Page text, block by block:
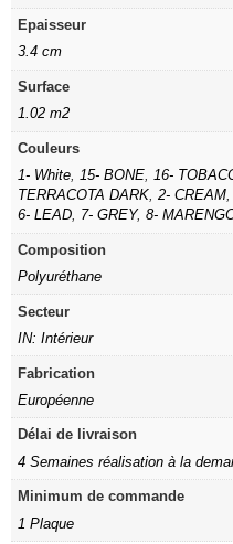
Epaisseur
3.4 cm
Surface
1.02 m2
Couleurs
1- White,15- BONE,16-
TERRACOTA DARK,2- CREAM
6- LEAD, 7- GREY,8-
Composition
Polyuréthane
Secteur
IN: Intérieur
Fabrication
Européenne
Délai de livraison
4 Semaines réalisation à la
Minimum de commande
1 Plaque